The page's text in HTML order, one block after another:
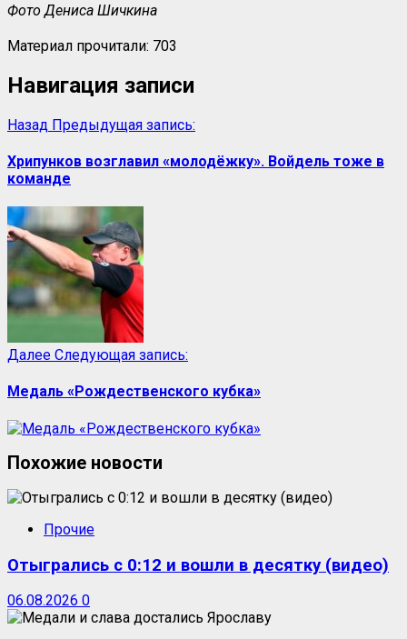
Фото Дениса Шичкина
Материал прочитали: 703
Навигация записи
Назад Предыдущая запись:
Хрипунков возглавил «молодёжку». Войдель тоже в
команде
Далее Следующая запись:
Медаль «Рождественского кубка»
Похожие новости
Прочие
Отыгрались с 0:12 и вошли в десятку (видео)
06.08.2026 0